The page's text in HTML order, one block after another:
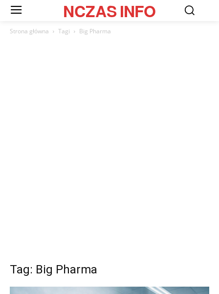
NCZASINFO
Strona główna Tagi Big Pharma
Tag: Big Pharma